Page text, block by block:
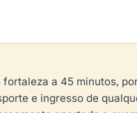
a 45 minutos,
e ingresso de